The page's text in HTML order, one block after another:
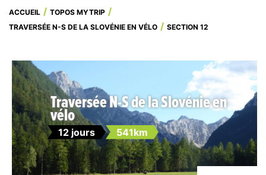
ACCUEIL
TOPOS MYTRIP
TRAVERSÉE N-S DE LA SLOVÉNIE EN VÉLO
SECTION 12
Traversée N-S de la Slovénie en
vélo
12 jours 541km